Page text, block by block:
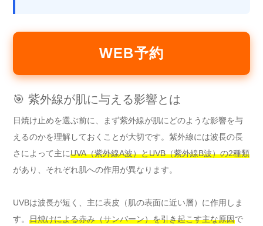
WEB予約
🎯 紫外線が肌に与える影響とは
日焼け止めを選ぶ前に、まず紫外線が肌にどのような影響を与
えるのかを理解しておくことが大切です。紫外線には波長の長
さによって主にUVA（紫外線A波）とUVB（紫外線B波）の2種類
があり、それぞれ肌への作用が異なります。
UVBは波長が短く、主に表皮（肌の表面に近い層）に作用しま
す。 日焼けによる赤み（サンバーン）を引き起こす主な原因で